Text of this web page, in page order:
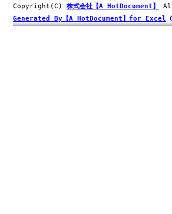
Copyright(C) 株式会社【A HotDocument】
Generated By【A HotDocument】for Excel